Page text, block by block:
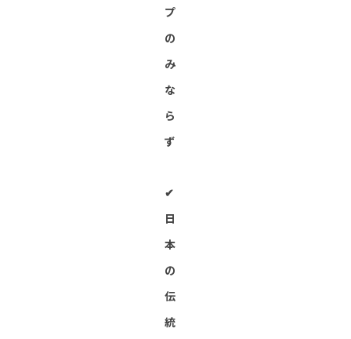
プ
の
み
な
ら
ず
✔︎
日
本
の
伝
統